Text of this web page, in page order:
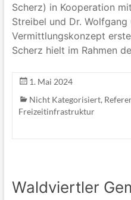
Scherz) in Kooperation
Streibel und Dr.
Vermittlungskonzept
Scherz hielt im Rahmen
1. Mai 2024
Nicht Kategorisiert,
Freizeitinfrastruktur
Waldviertler